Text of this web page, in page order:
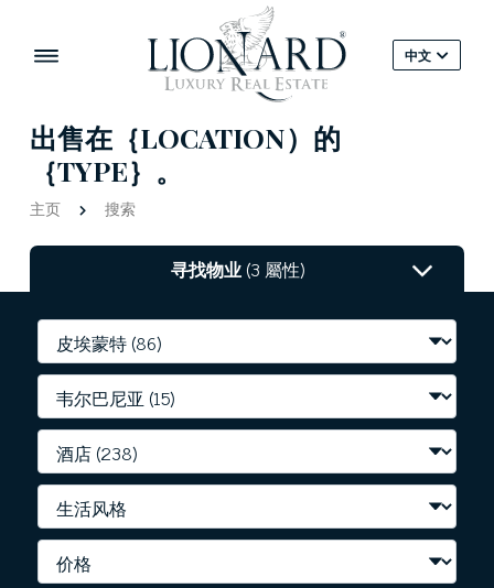
中文
出售在｛LOCATION）的
｛TYPE｝。
主页 搜索
寻找物业(3 屬性)